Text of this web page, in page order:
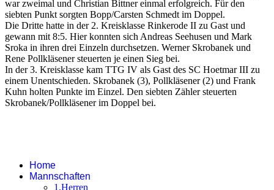
war zweimal und Christian Bittner einmal erfolgreich. Für den
siebten Punkt sorgten Bopp/Carsten Schmedt im Doppel.
Die Dritte hatte in der 2. Kreisklasse Rinkerode II zu Gast und
gewann mit 8:5. Hier konnten sich Andreas Seehusen und Mark
Sroka in ihren drei Einzeln durchsetzen. Werner Skrobanek und
Rene Pollkläsener steuerten je einen Sieg bei.
In der 3. Kreisklasse kam TTG IV als Gast des SC Hoetmar III zu
einem Unentschieden. Skrobanek (3), Pollkläsener (2) und Frank
Kuhn holten Punkte im Einzel. Den siebten Zähler steuerten
Skrobanek/Pollkläsener im Doppel bei.
Home
Mannschaften
1.Herren